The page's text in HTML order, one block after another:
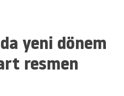
Nevşehir
Niğde
yeni dönem
resmen